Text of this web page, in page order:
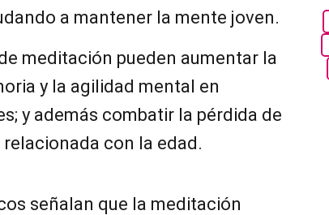
a mantener la mente joven.
meditación pueden aumentar la
y la agilidad mental en
y además combatir la pérdida de
con la edad.
señalan que la meditación